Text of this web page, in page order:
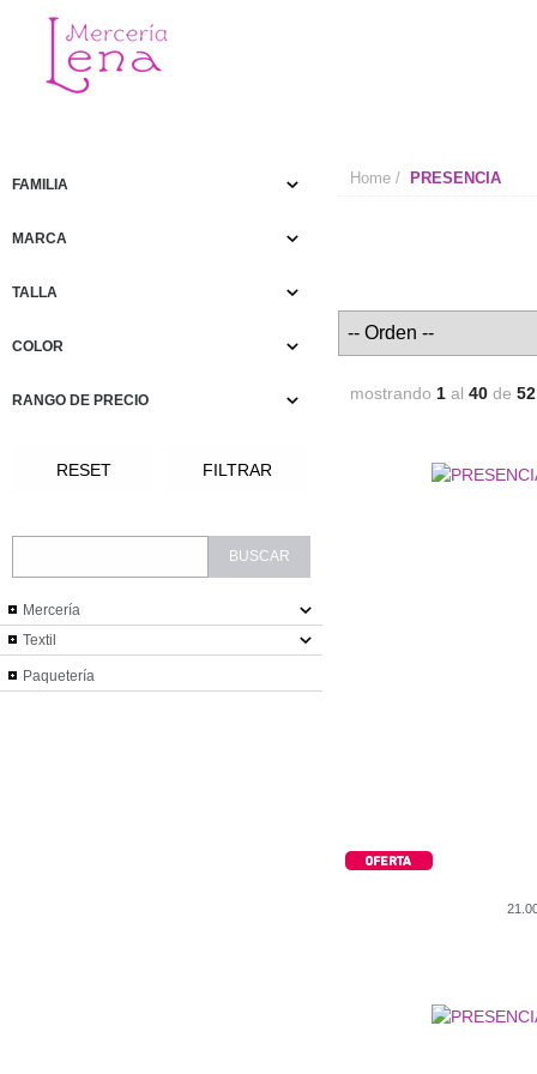
FAMILIA
MARCA
TALLA
COLOR
RANGO DE PRECIO
Mercería
Textil
Paquetería
Home PRESENCIA
mostrando 1 al40 de 52